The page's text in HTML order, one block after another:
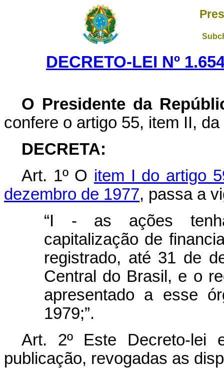
DECRETO-LEI Nº
O Presidente da
confere o artigo 55, item II,
DECRETA:
Art. 1º O item I do artigo
dezembro de 1977, passa a
“I - as ações
capitalização de
registrado, até 31 de
Central do Brasil, e o
apresentado a esse
1979;”.
Art. 2º Este Decreto-lei
publicação, revogadas as